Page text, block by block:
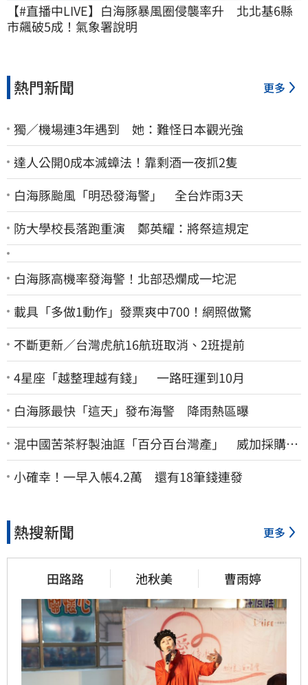
【#直播中LIVE】白海豚暴風圈侵襲率升　北北基6縣
市飆破5成！氣象署說明
熱門新聞 更多
獨／機場連3年遇到 她：難怪日本觀光強
達人公開0成本滅蟑法！靠剩酒一夜抓2隻
白海豚颱風「明恐發海警」 全台炸雨3天
防大學校長落跑重演 鄭英耀：將祭這規定
白海豚高機率發海警！北部恐爛成一坨泥
載具「多做1動作」發票爽中700！網照做驚
不斷更新／台灣虎航16航班取消、2班提前
4星座「越整理越有錢」 一路旺運到10月
白海豚最快「這天」發布海警 降雨熱區曝
混中國苦茶籽製油誆「百分百台灣產」 威加採購
員、中間人收押禁見
小確幸！一早入帳4.2萬 還有18筆錢連發
熱搜新聞 更多
田路路 池秋美 曹雨婷